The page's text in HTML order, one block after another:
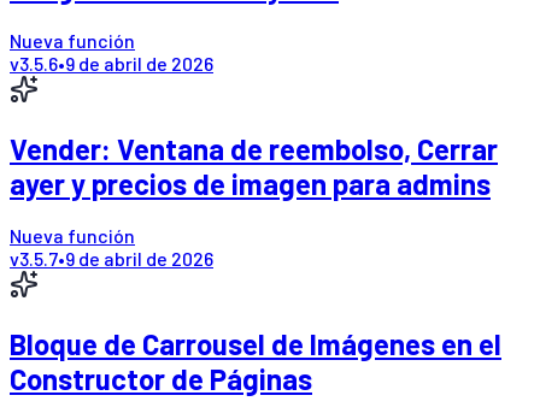
Nueva función
v3.5.6•9 de abril de 2026
Vender: Ventana de reembolso, Cerrar
ayer y precios de imagen para admins
Nueva función
v3.5.7•9 de abril de 2026
Bloque de Carrousel de Imágenes en el
Constructor de Páginas